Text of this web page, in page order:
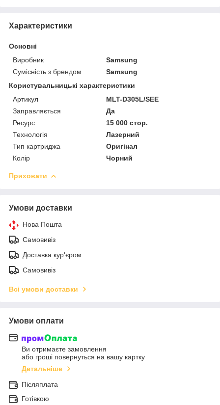
Характеристики
Основні
Виробник
Samsung
Сумісність з брендом
Samsung
Користувальницькі характеристики
Артикул
MLT-D305L/SEE
Заправляється
Да
Ресурс
15 000 стор.
Технологія
Лазерний
Тип картриджа
Оригінал
Колір
Чорний
Приховати
Умови доставки
Нова Пошта
Самовивіз
Доставка кур'єром
Самовивіз
Всі умови доставки
Умови оплати
Ви отримаєте замовлення
або гроші повернуться на вашу картку
Детальніше
Післяплата
Готівкою